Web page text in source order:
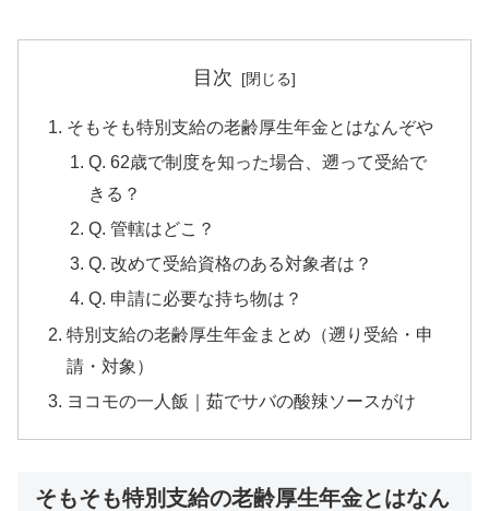
目次
そもそも特別支給の老齢厚生年金とはなんぞや
Q. 62歳で制度を知った場合、遡って受給で
きる？
Q. 管轄はどこ？
Q. 改めて受給資格のある対象者は？
Q. 申請に必要な持ち物は？
特別支給の老齢厚生年金まとめ（遡り受給・申
請・対象）
ヨコモの一人飯｜茹でサバの酸辣ソースがけ
そもそも特別支給の老齢厚生年金とはなん